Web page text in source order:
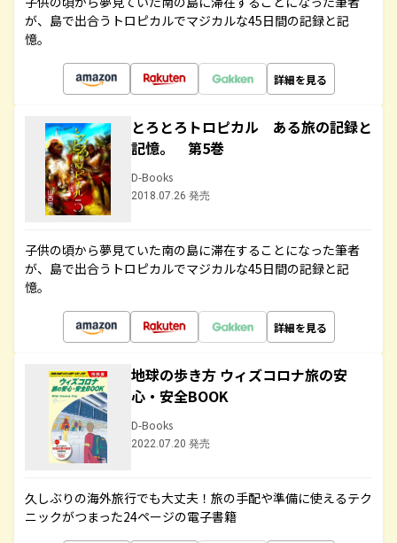
が、島で出合うトロピカルでマジカルな45日間の記録と記
憶。
詳細を見る
とろとろトロピカル ある旅の記録と
記憶。 第5巻
D-Books
2018.07.26 発売
子供の頃から夢見ていた南の島に滞在することになった筆者
が、島で出合うトロピカルでマジカルな45日間の記録と記
憶。
詳細を見る
地球の歩き方 ウィズコロナ旅の安
心・安全BOOK
D-Books
2022.07.20 発売
久しぶりの海外旅行でも大丈夫！旅の手配や準備に使えるテク
ニックがつまった24ページの電子書籍